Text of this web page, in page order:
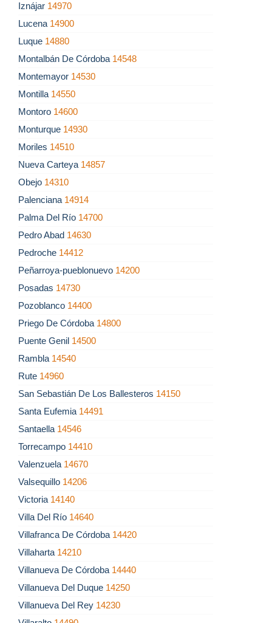
Iznájar 14970
Lucena 14900
Luque 14880
Montalbán De Córdoba 14548
Montemayor 14530
Montilla 14550
Montoro 14600
Monturque 14930
Moriles 14510
Nueva Carteya 14857
Obejo 14310
Palenciana 14914
Palma Del Río 14700
Pedro Abad 14630
Pedroche 14412
Peñarroya-pueblonuevo 14200
Posadas 14730
Pozoblanco 14400
Priego De Córdoba 14800
Puente Genil 14500
Rambla 14540
Rute 14960
San Sebastián De Los Ballesteros 14150
Santa Eufemia 14491
Santaella 14546
Torrecampo 14410
Valenzuela 14670
Valsequillo 14206
Victoria 14140
Villa Del Río 14640
Villafranca De Córdoba 14420
Villaharta 14210
Villanueva De Córdoba 14440
Villanueva Del Duque 14250
Villanueva Del Rey 14230